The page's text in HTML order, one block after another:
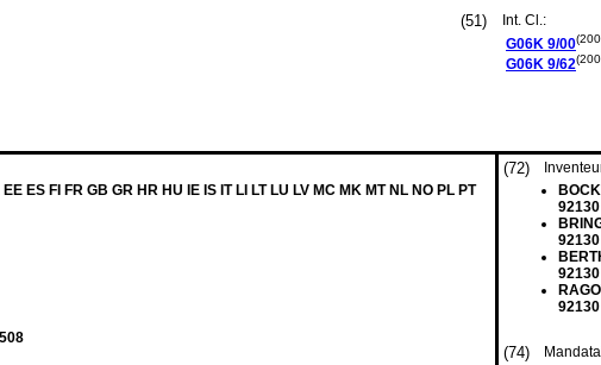
(51)
Int. Cl.:
G06K 9/00
G06K 9/62
ES FI FR GB GR HR HU IE IS IT LI LT LU LV MC MK MT NL NO PL PT
(72)
(74)